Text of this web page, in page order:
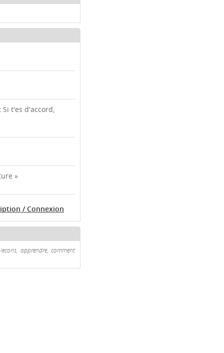
t'es d'accord,
»
/ Connexion
apprendre, comment